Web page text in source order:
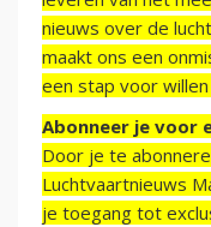
nieuws over de
maakt ons een
een stap voor willen
Abonneer je voor
Door je te
Luchtvaartnieuws
je toegang tot